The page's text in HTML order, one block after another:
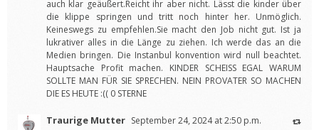
auch klar geäußert.Reicht ihr aber nicht. Lässt die kinder über
die klippe springen und tritt noch hinter her. Unmöglich.
Keineswegs zu empfehlen.Sie macht den Job nicht gut. Ist ja
lukrativer alles in die Länge zu ziehen. Ich werde das an die
Medien bringen. Die Instanbul konvention wird null beachtet.
Hauptsache Profit machen. KINDER SCHEISS EGAL WARUM
SOLLTE MAN FÜR SIE SPRECHEN. NEIN PROVATER SO MACHEN
DIE ES HEUTE :(( 0 STERNE
Traurige Mutter September 24, 2024 at 2:50 p.m.